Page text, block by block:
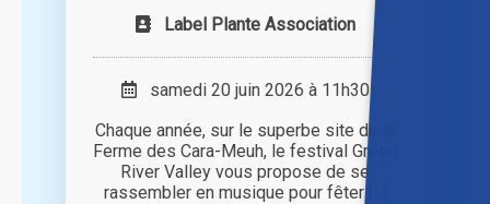
Label Plante Association
samedi 20 juin 2026 à 11h30
Chaque année, sur le superbe site de la
Ferme des Cara-Meuh, le festival Green
River Valley vous propose de se
rassembler en musique pour fêter [...]